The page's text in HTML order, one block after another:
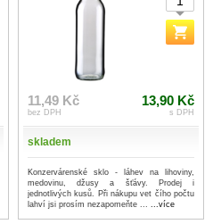
11,49 Kč
bez DPH
13,90 Kč
s DPH
skladem
Konzervárenské sklo - láhev na lihoviny,
medovinu, džusy a šťávy. Prodej i
jednotlivých kusů. Při nákupu vet čího počtu
lahví jsi prosím nezapomeňte ... ...více